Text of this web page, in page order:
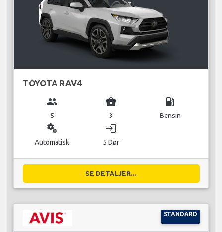
TOYOTA RAV4
group
5
business_center
3
local_gas_station
Bensin
miscellaneous_services
Automatisk
login
5 Dør
SE DETALJER...
STANDARD